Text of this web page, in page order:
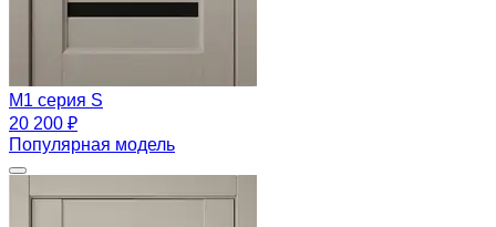
M1 серия S
20 200 ₽
Популярная модель